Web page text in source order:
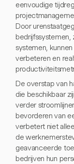
eenvoudige
Door
bedrijfssystemen,
systemen,
verbeteren en
De overstap van
die beschikbaar
verder
bevorderen van
verbetert niet
de
geavanceerde
bedrijven hun